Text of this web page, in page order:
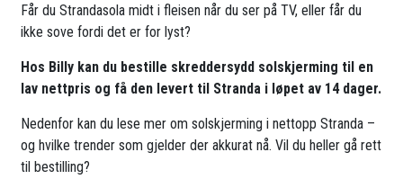
Får du Strandasola midt i fleisen når du ser på TV, eller får du
ikke sove fordi det er for lyst?
Hos Billy kan du bestille skreddersydd solskjerming til en
lav nettpris og få den levert til Stranda i løpet av 14 dager.
Nedenfor kan du lese mer om solskjerming i nettopp Stranda –
og hvilke trender som gjelder der akkurat nå. Vil du heller gå rett
til bestilling?